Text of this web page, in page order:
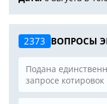
2373 ВОПРОСЫ
Подана
запросе котировок